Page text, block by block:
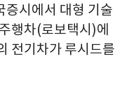
증시에서 대형 기술
행차(로보택시)에
전기차가 루시드를